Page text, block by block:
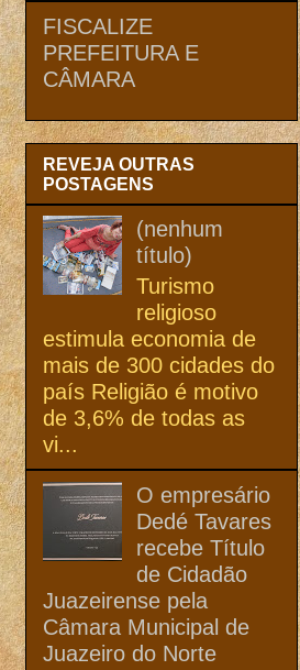
FISCALIZE
PREFEITURA E
CÂMARA
REVEJA OUTRAS
POSTAGENS
(nenhum
título)
Turismo
religioso
estimula economia de
mais de 300 cidades do
país Religião é motivo
de 3,6% de todas as
vi...
O empresário
Dedé Tavares
recebe Título
de Cidadão
Juazeirense pela
Câmara Municipal de
Juazeiro do Norte